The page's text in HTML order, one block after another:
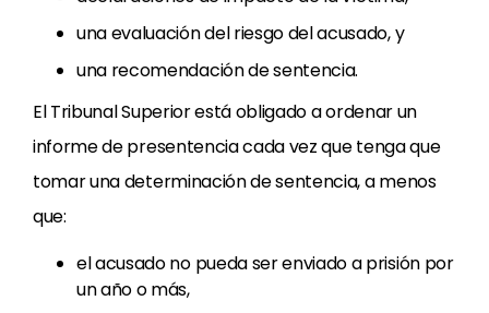
una evaluación del riesgo del acusado, y
una recomendación de sentencia.
El Tribunal Superior está obligado a ordenar un
informe de presentencia cada vez que tenga que
tomar una determinación de sentencia, a menos
que:
el acusado no pueda ser enviado a prisión por
un año o más,